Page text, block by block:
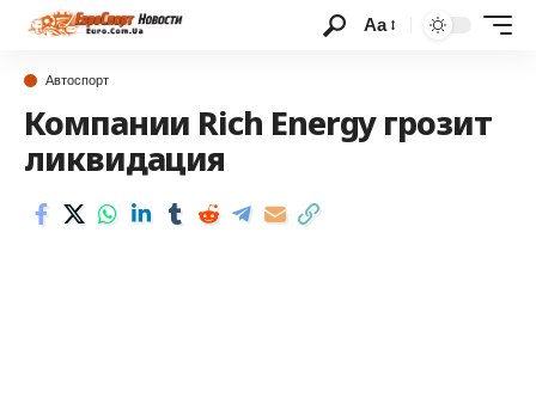
Аа
Автоспорт
Компании Rich Energy грозит
ликвидация